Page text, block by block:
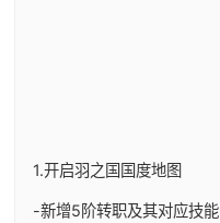
1.开启羽之国国度地图
-新增5阶转职及其对应技能